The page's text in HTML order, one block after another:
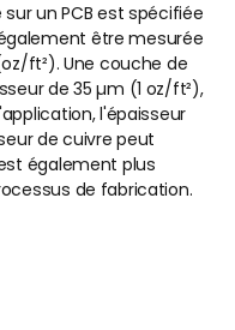
un PCB est spécifiée
être mesurée
ft²). Une couche de
de 35 µm (1 oz/ft²),
l'épaisseur
de cuivre peut
également plus
de fabrication.